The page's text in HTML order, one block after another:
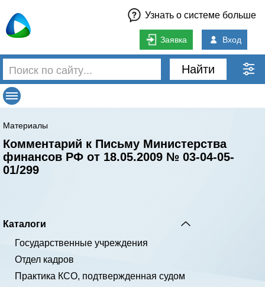
Узнать о системе больше
Заявка Вход
Найти
Материалы
Комментарий к Письму Министерства
финансов РФ от 18.05.2009 № 03-04-05-
01/299
Каталоги
Государственные учреждения
Отдел кадров
Практика КСО, подтвержденная судом